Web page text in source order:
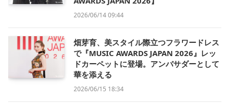
2026/06/14 09:44
畑芽育、美スタイル際立つフラワードレス
で『MUSIC AWARDS JAPAN 2026』レッ
ドカーペットに登場。アンバサダーとして
華を添える
2026/06/15 18:34